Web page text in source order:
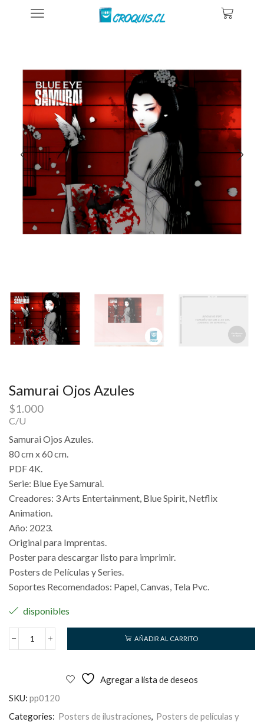
Posters De Ilustraciones
Samurai Ojos Azules
$1.000
C/U
Samurai Ojos Azules.
80 cm x 60 cm.
PDF 4K.
Serie: Blue Eye Samurai.
Creadores: 3 Arts Entertainment, Blue Spirit, Netflix
Animation.
Año: 2023.
Original para Imprentas.
Poster para descargar listo para imprimir.
Posters de Películas y Series.
Soportes Recomendados: Papel, Canvas, Tela Pvc.
disponibles
Samurai
AÑADIR AL CARRITO
Agregar a lista de deseos
SKU: pp0120
Categories: Posters de ilustraciones, Posters de películas y